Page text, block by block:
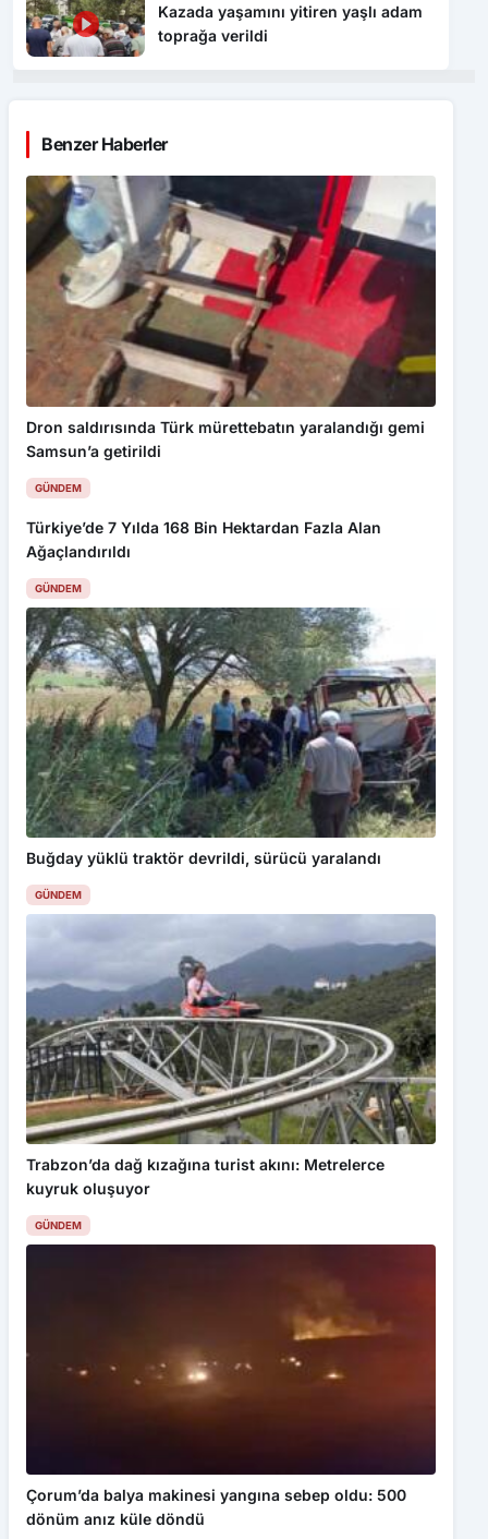
Startup Weekend Karaelmas Başladı
Kazada yaşamını yitiren yaşlı adam
toprağa verildi
Benzer Haberler
Dron saldırısında Türk mürettebatın yaralandığı gemi
Samsun’a getirildi
GÜNDEM
Türkiye’de 7 Yılda 168 Bin Hektardan Fazla Alan
Ağaçlandırıldı
GÜNDEM
Buğday yüklü traktör devrildi, sürücü yaralandı
GÜNDEM
Trabzon’da dağ kızağına turist akını: Metrelerce
kuyruk oluşuyor
GÜNDEM
Çorum’da balya makinesi yangına sebep oldu: 500
dönüm anız küle döndü
Bu web sitesinde en iyi deneyimi yaşamanızı sağlamak için
Gizlilik Politikamız
Kabul Et